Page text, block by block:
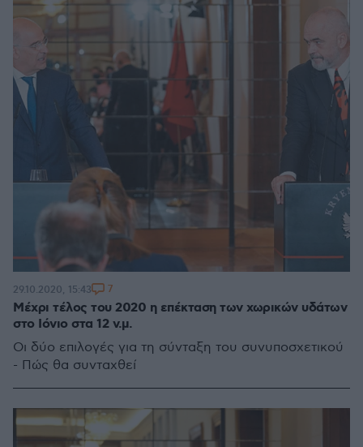
Μέχρι τέλος του 2020 η επέκταση των χωρικών υδάτων
στο Ιόνιο στα 12 ν.μ.
Οι δύο επιλογές για τη σύνταξη του συνυποσχετικού
- Πώς θα συνταχθεί
29.10.2020, 15:43 7